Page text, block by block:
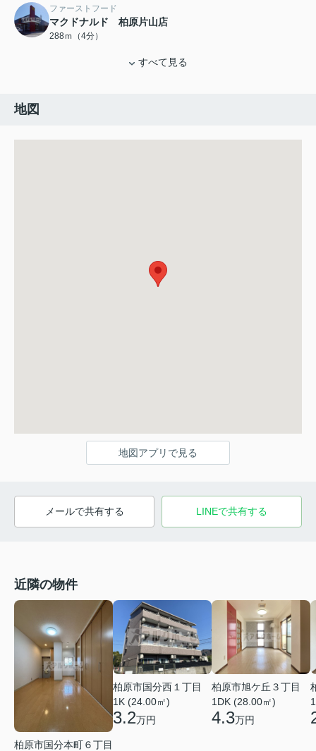
ファーストフード
マクドナルド 柏原片山店
288ｍ（4分）
すべて見る
地図
地図アプリで見る
メールで共有する LINEで共有する
近隣の物件
柏原市国分本町６丁目
柏原市国分西１丁目
1K (24.00㎡)
3.2万円
柏原市旭ケ丘３丁目
1DK (28.00㎡)
4.3万円